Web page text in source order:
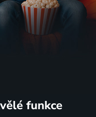
funkce